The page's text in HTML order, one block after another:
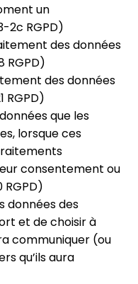
un
2c RGPD)
des données
RGPD)
des données
RGPD)
que les
lorsque ces
consentement ou
données des
et de choisir à
communiquer (ou
qu’ils aura